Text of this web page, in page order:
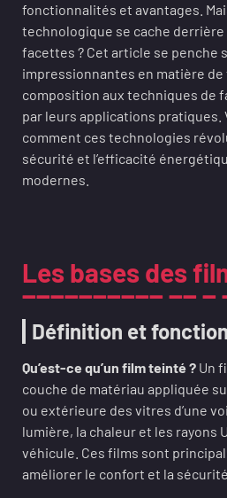
fonctionnalités et avantages.
technologique se cache
facettes ? Cet article se penche
impressionnantes en matière
composition aux techniques de
par leurs applications pratiques.
comment ces technologies
sécurité et l’efficacité
modernes.
Les bases des
Définition et
Qu’est-ce qu’un film teinté ? Un
couche de matériau appliquée
ou extérieure des vitres d’une
lumière, la chaleur et les rayons
véhicule. Ces films sont
améliorer le confort et la